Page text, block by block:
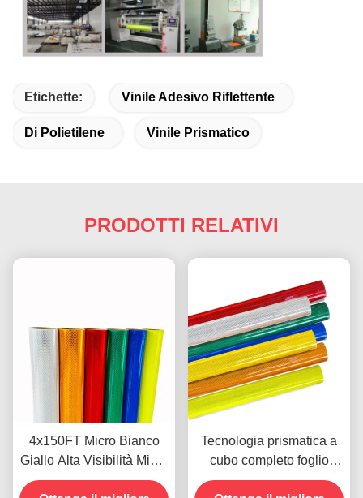
Etichette: Vinile Adesivo Riflettente
Di Polietilene Vinile Prismatico
PRODOTTI RELATIVI
4x150FT Micro Bianco
Giallo Alta Visibilità Micro
Diamond Grade Pellicola
Tecnologia prismatica a
cubo completo foglio
riflettente di grado